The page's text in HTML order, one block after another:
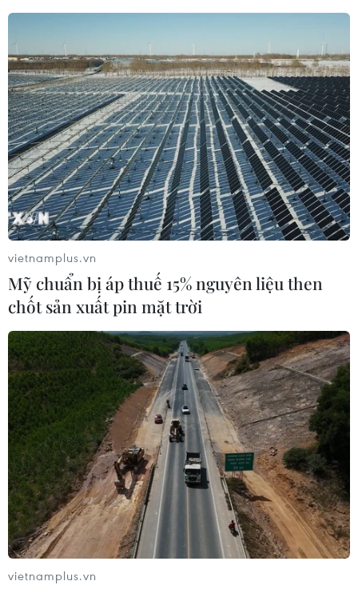
vietnamplus.vn
Mỹ chuẩn bị áp thuế 15% nguyên liệu then
chốt sản xuất pin mặt trời
vietnamplus.vn